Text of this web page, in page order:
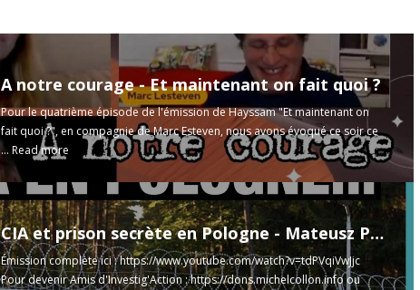
A notre courage - Et maintenant on fait quoi ?
Pour le quatrième épisode de l'émission de Hayssam "Et maintenant on
fait quoi ?", en compagnie de Marc Esteven, nous avons évoqué ce soir ce
... Read more
CIA et prison secrète en Pologne - Mateusz Piskorski et Michel Collon
Émission complète ici :https://www.youtube.com/watch?v=tdPVqiVwJjc
Pour devenir Amis d'Investig'Action :https://dons.michelcollon.info​​​​​ou